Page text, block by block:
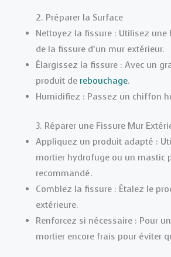
2. Préparer la Surface
Nettoyez la fissure : Utilisez
de la fissure d’un mur extérieur.
Élargissez la fissure : Avec un
produit de rebouchage.
Humidifiez : Passez un chiffon
3. Réparer une Fissure Mur
Appliquez un produit adapté :
mortier hydrofuge ou un mastic
recommandé.
Comblez la fissure : Étalez le
extérieure.
Renforcez si nécessaire : Pour
mortier encore frais pour éviter